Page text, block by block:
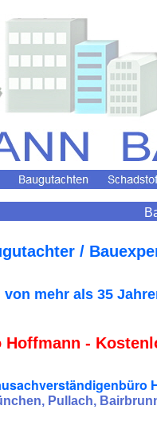
/
von mehr als 35
Hoffmann -
Pullach,